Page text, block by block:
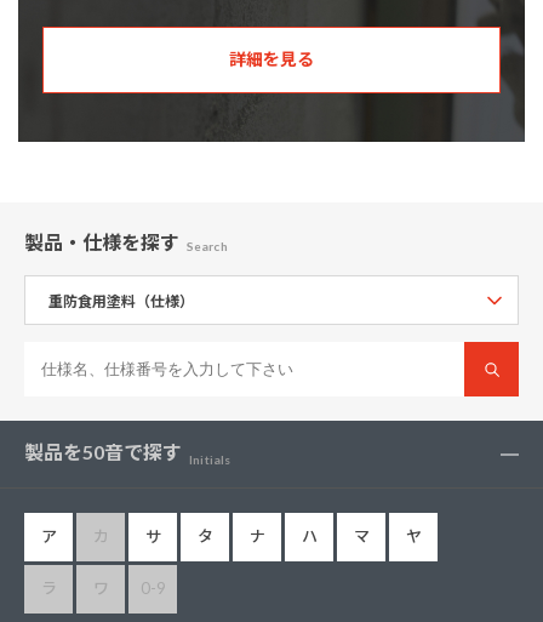
詳細を見る
製品・仕様を探す Search
製品を50音で探す Initials
ア カ サ タ ナ ハ マ ヤ
ラ ワ 0-9